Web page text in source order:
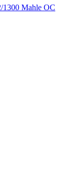
Mahle OC